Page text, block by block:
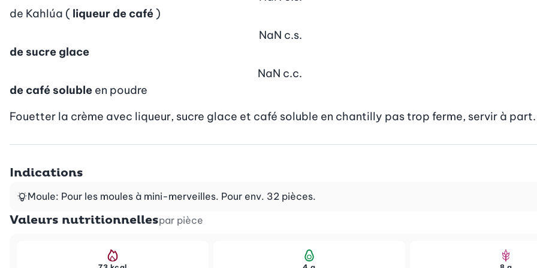
de Kahlúa ( liqueur de café)
de sucre glace
NaN c.s.
de café soluble en poudre
NaN c.c.
Fouetter la crème avec liqueur, sucre glace et café soluble en chantilly pas trop ferme, servir à part.
Indications
Moule: Pour les moules à mini-merveilles. Pour env. 32 pièces.
Valeurs nutritionnellespar pièce